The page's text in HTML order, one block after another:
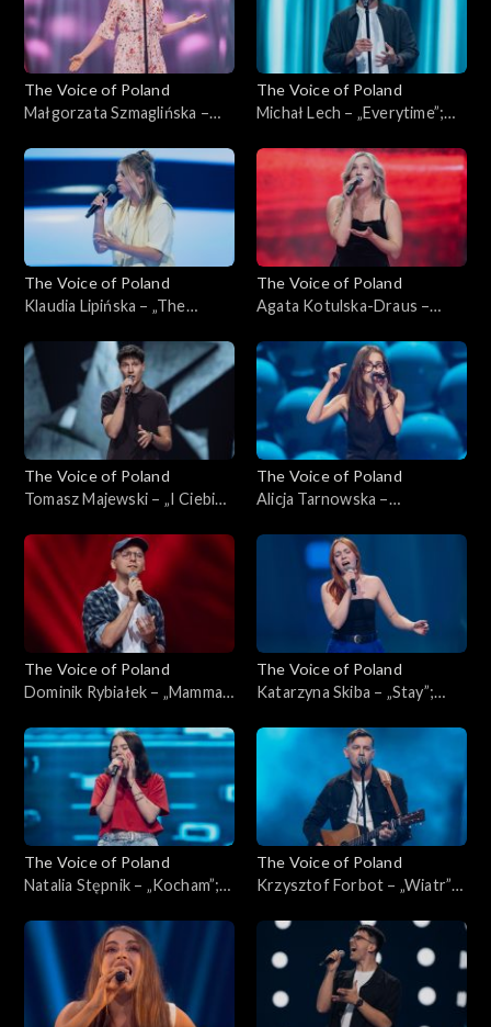
The Voice of Poland
Małgorzata Szmaglińska –
Poland”, Przesłuchania w
ciemno, 4 października 2025
The Voice of Poland
Michał Lech – „Everytime”;
Przesłuchania w ciemno, 4
października 2025
The Voice of Poland
Klaudia Lipińska – „The
Poland”, Przesłuchania w
ciemno, 4 października 2025
The Voice of Poland
Agata Kotulska-Draus –
Poland”, Przesłuchania w
ciemno, 4 października 2025
The Voice of Poland
Tomasz Majewski – „I Ciebie
Poland”, Przesłuchania w
ciemno, 4 października 2025
The Voice of Poland
Alicja Tarnowska –
Poland”, Przesłuchania w
ciemno, 4 października 2025
The Voice of Poland
Dominik Rybiałek – „Mamma
Przesłuchania w ciemno, 4
października 2025
The Voice of Poland
Katarzyna Skiba – „Stay”;
Przesłuchania w ciemno, 4
października 2025
The Voice of Poland
Natalia Stępnik – „Kocham”;
Przesłuchania w ciemno, 27
września 2025
The Voice of Poland
Krzysztof Forbot – „Wiatr”;
Przesłuchania w ciemno, 27
września 2025